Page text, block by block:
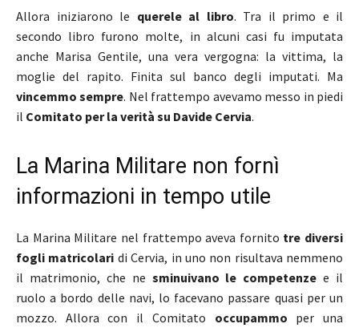
Allora iniziarono le querele al libro. Tra il primo e il
secondo libro furono molte, in alcuni casi fu imputata
anche Marisa Gentile, una vera vergogna: la vittima, la
moglie del rapito. Finita sul banco degli imputati. Ma
vincemmo sempre. Nel frattempo avevamo messo in piedi
il Comitato per la verità su Davide Cervia.
La Marina Militare non fornì
informazioni in tempo utile
La Marina Militare nel frattempo aveva fornito tre diversi
fogli matricolari di Cervia, in uno non risultava nemmeno
il matrimonio, che ne sminuivano le competenzee il
ruolo a bordo delle navi, lo facevano passare quasi per un
mozzo. Allora con il Comitato occupammo per una